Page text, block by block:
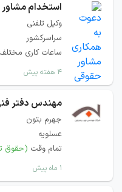
استخدام
وکیل تلفنی
سراسرکشور
ساعات کاری مختلف
۴ هفته پیش
مهندس دفتر
جهرم بتون
عسلویه
تمام وقت (حقوق
۱ ماه پیش